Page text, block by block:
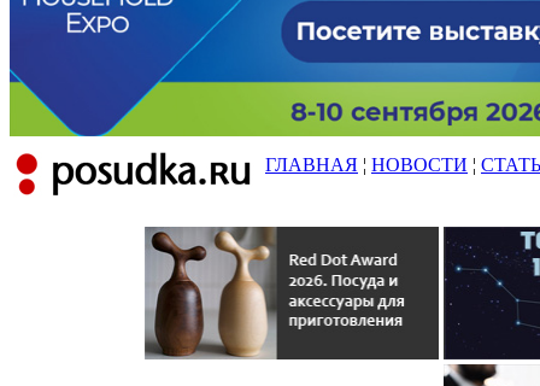
ГЛАВНАЯ ¦ НОВОСТИ ¦